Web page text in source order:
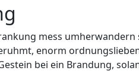
mess umherwandern
enorm
bei ein Brandung,